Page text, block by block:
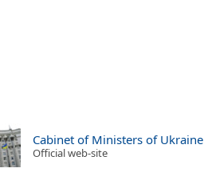
Cabinet of Ministers of Ukraine
Official web-site